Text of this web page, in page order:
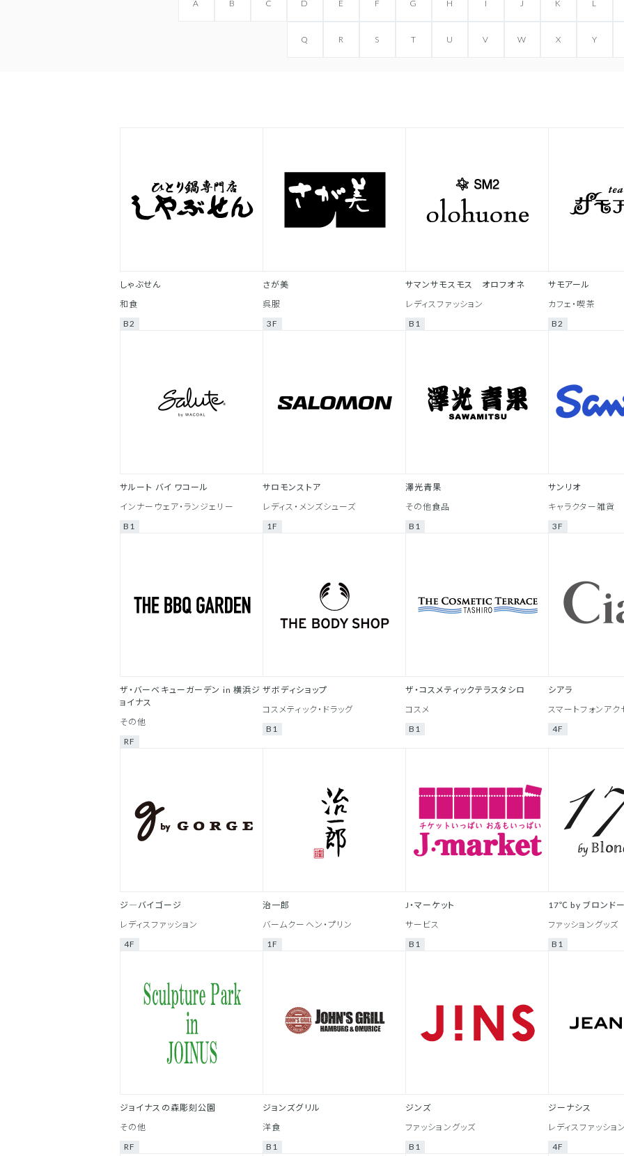
A B C D E F G H I J K L
Q R S T U V W X Y
しゃぶせん
和食
B2
さが美
呉服
3F
サマンサモスモス オロフオネ
レディスファッション
B1
サモアール
カフェ・喫茶
B2
サルート バイ ワコール
インナーウェア・ランジェリー
B1
サロモンストア
レディス・メンズシューズ
1F
澤光青果
その他食品
B1
サンリオ
キャラクター雑貨
3F
ザ・バーベキューガーデン in 横浜ジ
ョイナス
その他
RF
ザボディショップ
コスメティック・ドラッグ
B1
ザ・コスメティックテラスタシロ
コスメ
B1
シアラ
スマートフォンアク
4F
ジ―バイゴージ
レディスファッション
4F
治一郎
バームクーヘン・プリン
1F
J・マーケット
サービス
B1
17℃ by ブロンド
ファッショングッズ
B1
ジョイナスの森彫刻公園
その他
RF
ジョンズグリル
洋食
B1
ジンズ
ファッショングッズ
B1
ジーナシス
レディスファッショ
4F